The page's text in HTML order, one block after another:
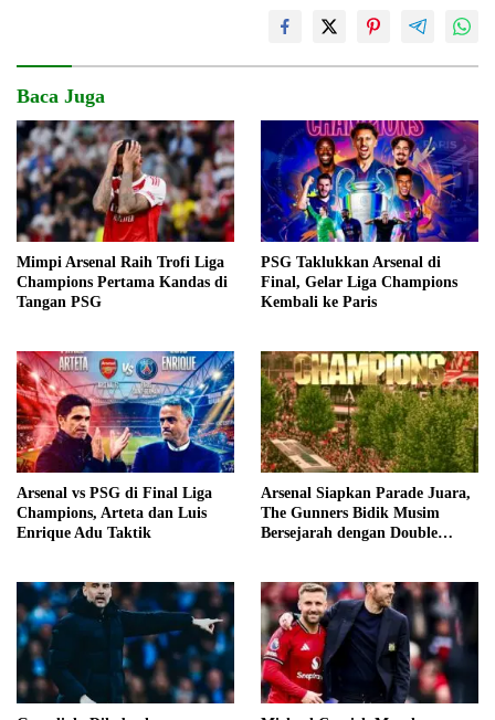
Baca Juga
Mimpi Arsenal Raih Trofi Liga
Champions Pertama Kandas di
Tangan PSG
PSG Taklukkan Arsenal di
Final, Gelar Liga Champions
Kembali ke Paris
Arsenal vs PSG di Final Liga
Champions, Arteta dan Luis
Enrique Adu Taktik
Arsenal Siapkan Parade Juara,
The Gunners Bidik Musim
Bersejarah dengan Double